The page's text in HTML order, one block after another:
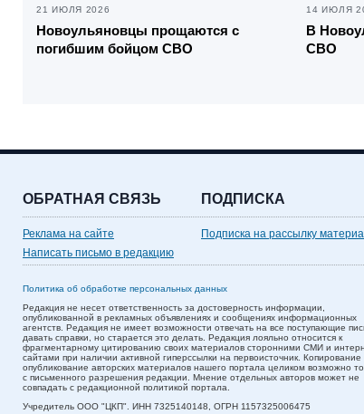
21 ИЮЛЯ 2026
Новоульяновцы прощаются с
погибшим бойцом СВО
14 ИЮЛЯ
В
СВО
ОБРАТНАЯ СВЯЗЬ
Реклама на сайте
Написать письмо в редакцию
ПОДПИСКА
Подписка на рассылку
Политика об обработке персональных данных
Редакция не несет ответственность за достоверность информации,
опубликованной в рекламных объявлениях и сообщениях информационных
агентств. Редакция не имеет возможности отвечать на все поступающие
давать справки, но старается это делать. Редакция лояльно относится к
фрагментарному цитированию своих материалов сторонними СМИ и
сайтами при наличии активной гиперссылки на первоисточник. Копирование
опубликование авторских материалов нашего портала целиком возможно
с письменного разрешения редакции. Мнение отдельных авторов может не
совпадать с редакционной политикой портала.
Учредитель ООО "ЦКП". ИНН 7325140148, ОГРН 1157325006475